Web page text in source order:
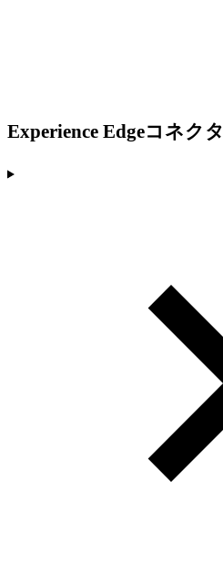
Experience Edgeコネクタ